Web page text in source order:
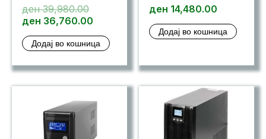
ден39,980.00Original
price
ден 39,980.00.
ден 36,760.00Current
is:
Додај во кошница
ден 14,480.00
Додај во кошница